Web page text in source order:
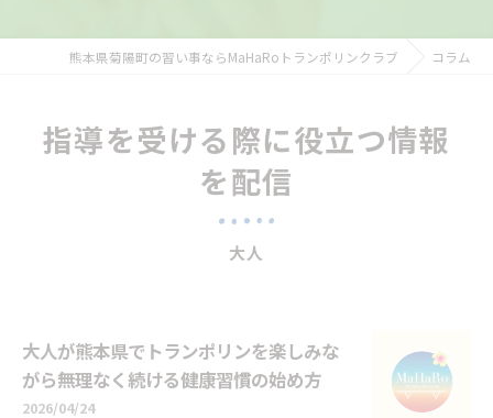
熊本県菊陽町の習い事ならMaHaRoトランポリンクラブ コラム
指導を受ける際に役立つ情報
を配信
大人
大人が熊本県でトランポリンを楽しみな
がら無理なく続ける健康習慣の始め方
2026/04/24